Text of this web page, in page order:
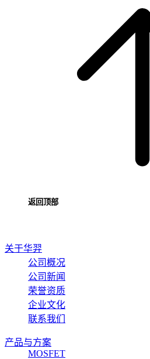
返回顶部
关于华羿
公司概况
公司新闻
荣誉资质
企业文化
联系我们
产品与方案
MOSFET